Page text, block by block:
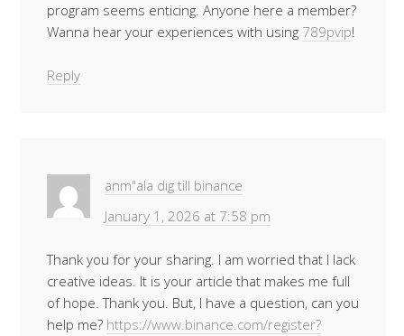
program seems enticing. Anyone here a member?
Wanna hear your experiences with using 789pvip!
Reply
anm"ala dig till binance
January 1, 2026 at 7:58 pm
Thank you for your sharing. I am worried that I lack
creative ideas. It is your article that makes me full
of hope. Thank you. But, I have a question, can you
help me? https://www.binance.com/register?